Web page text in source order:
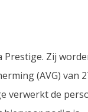
Zij
(AVG) van
verwerkt de